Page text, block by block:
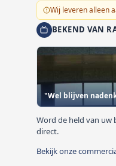
Wij leveren alleen
BEKEND VAN
"Wel blijven
Word de held van uw
direct.
Bekijk onze